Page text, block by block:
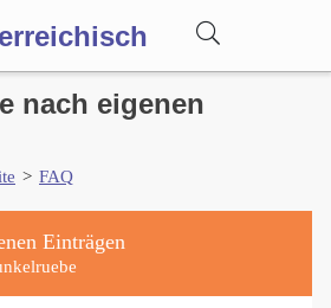
nach eigenen
> FAQ
Einträgen